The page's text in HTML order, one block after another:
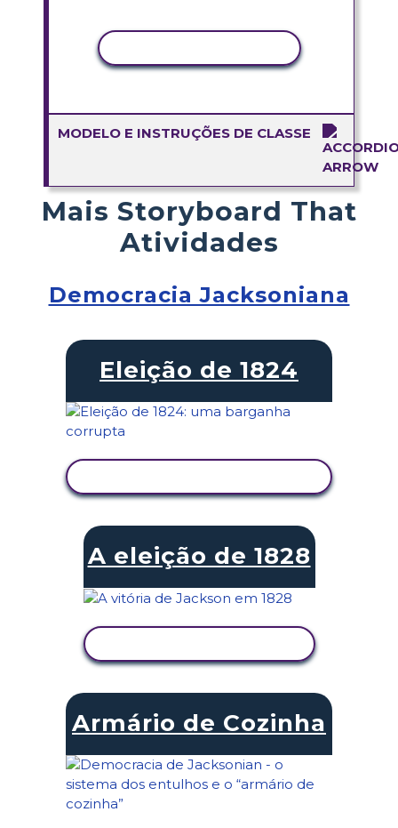
MODELO E INSTRUÇÕES DE CLASSE
Mais Storyboard That
Atividades
Democracia Jacksoniana
Eleição de 1824
A eleição de 1828
Armário de Cozinha